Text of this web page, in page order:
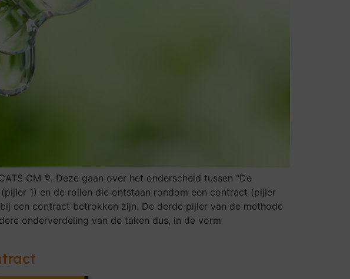
CM ®. Deze gaan over het onderscheid tussen “De
1) en de rollen die ontstaan rondom een contract (pijler
een contract betrokken zijn. De derde pijler van de methode
onderverdeling van de taken dus, in de vorm